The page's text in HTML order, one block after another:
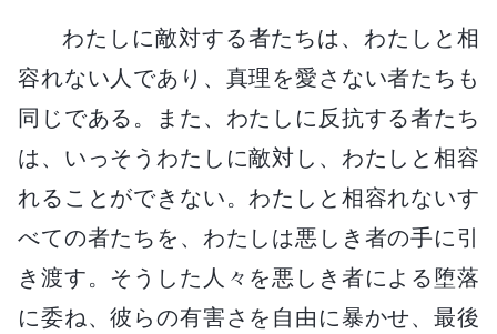
わたしに敵対する者たちは、わたしと相
容れない人であり、真理を愛さない者たちも
同じである。また、わたしに反抗する者たち
は、いっそうわたしに敵対し、わたしと相容
れることができない。わたしと相容れないす
べての者たちを、わたしは悪しき者の手に引
き渡す。そうした人々を悪しき者による堕落
に委ね、彼らの有害さを自由に暴かせ、最後